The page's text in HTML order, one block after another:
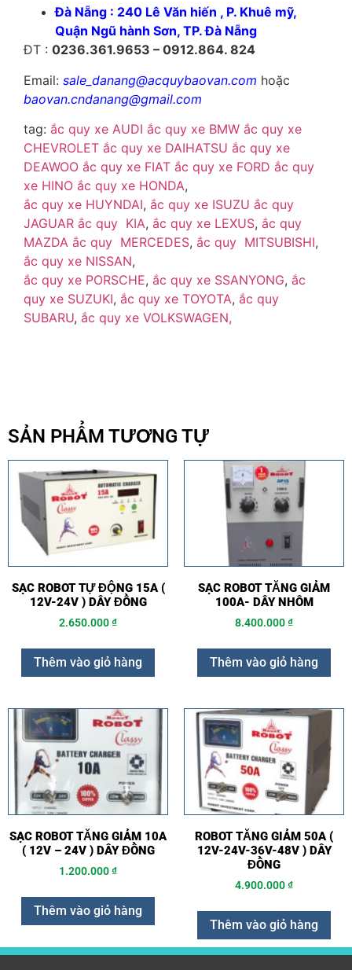
Đà Nẵng : 240 Lê Văn hiến , P. Khuê mỹ,
Quận Ngũ hành Sơn, TP. Đà Nẵng
ĐT : 0236.361.9653 – 0912.864. 824
Email: sale_danang@acquybaovan.com hoặc
baovan.cndanang@gmail.com
tag: ắc quy xe AUDI ắc quy xe BMW ắc quy xe
CHEVROLET ắc quy xe DAIHATSU ắc quy xe
DEAWOO ắc quy xe FIAT ắc quy xe FORD ắc quy
xe HINO ắc quy xe HONDA,
ắc quy xe HUYNDAI, ắc quy xe ISUZU ắc quy
JAGUAR ắc quy KIA, ắc quy xe LEXUS, ắc quy
MAZDA ắc quy MERCEDES, ắc quy MITSUBISHI,
ắc quy xe NISSAN,
ắc quy xe PORSCHE, ắc quy xe SSANYONG, ắc
quy xe SUZUKI, ắc quy xe TOYOTA, ắc quy
SUBARU, ắc quy xe VOLKSWAGEN,
SẢN PHẨM TƯƠNG TỰ
SẠC ROBOT TỰ ĐỘNG 15A (
12V-24V ) DÂY ĐỒNG
2.650.000₫
Thêm vào giỏ hàng
SẠC ROBOT TĂNG GIẢM
100A- DÂY NHÔM
8.400.000₫
Thêm vào giỏ hàng
SẠC ROBOT TĂNG GIẢM 10A
( 12V – 24V ) DÂY ĐỒNG
1.200.000₫
Thêm vào giỏ hàng
ROBOT TĂNG GIẢM 50A (
12V-24V-36V-48V ) DÂY
ĐỒNG
4.900.000₫
Thêm vào giỏ hàng